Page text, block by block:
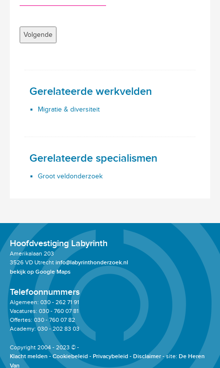
Gerelateerde werkvelden
Migratie & diversiteit
Gerelateerde specialismen
Groot veldonderzoek
Hoofdvestiging Labyrinth
Amerikalaan 203
3526 VD Utrecht info@labyrinthonderzoek.nl
bekijk op Google Maps
Telefoonnummers
Algemeen: 030 - 262 71 91
Vacatures: 030 - 760 07 81
Offertes: 030 - 760 07 82
Academy: 030 - 202 83 03
Copyright 2004 - 2023 © -
Klacht melden Cookiebeleid Privacybeleid Disclaimer site: De Heren
Van